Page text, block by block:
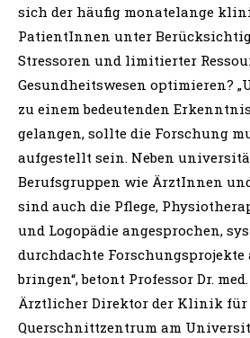
sich der häufig monatelange
PatientInnen unter
Stressoren und limitierter
Gesundheitswesen optimieren?
zu einem bedeutenden
gelangen, sollte die Forschung
aufgestellt sein. Neben
Berufsgruppen wie ÄrztInnen
sind auch die Pflege,
und Logopädie angesprochen,
durchdachte Forschungsprojekte
bringen“, betont Professor Dr.
Ärztlicher Direktor der Klinik für
Querschnittzentrum am